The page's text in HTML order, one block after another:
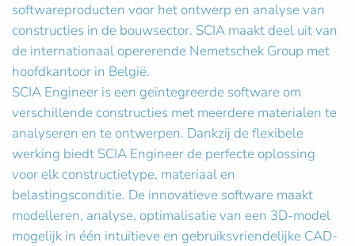
softwareproducten voor het ontwerp en analyse van
constructies in de bouwsector. SCIA maakt deel uit van
de internationaal opererende Nemetschek Group met
hoofdkantoor in België.
SCIA Engineer is een geïntegreerde software om
verschillende constructies met meerdere materialen te
analyseren en te ontwerpen. Dankzij de flexibele
werking biedt SCIA Engineer de perfecte oplossing
voor elk constructietype, materiaal en
belastingsconditie. De innovatieve software maakt
modelleren, analyse, optimalisatie van een 3D-model
mogelijk in één intuïtieve en gebruiksvriendelijke CAD-